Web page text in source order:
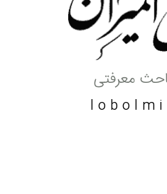
معرفتی